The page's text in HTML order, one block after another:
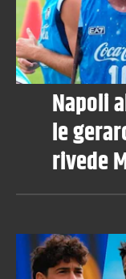
Napoli
le
rivede